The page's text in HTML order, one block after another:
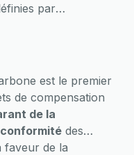
par
ISO”. On en
Dans le domaine
peut notamment
1 ou
est le premier
de compensation
de la
des
faveur de la